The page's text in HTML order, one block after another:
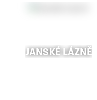
JANSKÉ LÁZNĚ